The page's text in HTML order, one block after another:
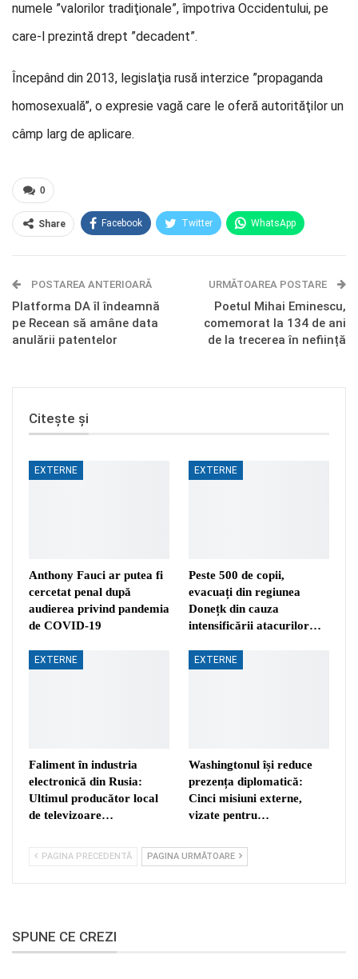
numele ”valorilor tradiţionale”, împotriva Occidentului, pe
care-l prezintă drept ”decadent”.
Începând din 2013, legislaţia rusă interzice ”propaganda
homosexuală”, o expresie vagă care le oferă autorităţilor un
câmp larg de aplicare.
0
Share Facebook Twitter WhatsApp
Telegram OK.ru
POSTAREA ANTERIOARĂ
Platforma DA îl îndeamnă
pe Recean să amâne data
anulării patentelor
URMĂTOAREA POSTARE
Poetul Mihai Eminescu,
comemorat la 134 de ani
de la trecerea în neființă
Citește și
EXTERNE
Anthony Fauci ar putea fi
cercetat penal după
audierea privind pandemia
de COVID-19
EXTERNE
Peste 500 de copii,
evacuați din regiunea
Donețk din cauza
intensificării atacurilor…
EXTERNE
Faliment în industria
electronică din Rusia:
Ultimul producător local
de televizoare…
EXTERNE
Washingtonul își reduce
prezența diplomatică:
Cinci misiuni externe,
vizate pentru…
PAGINA PRECEDENTĂ PAGINA URMĂTOARE
SPUNE CE CREZI